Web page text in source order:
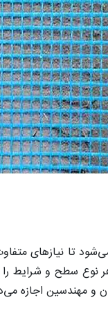
تا نیازهای
سطح و شرایط
و مهندسین